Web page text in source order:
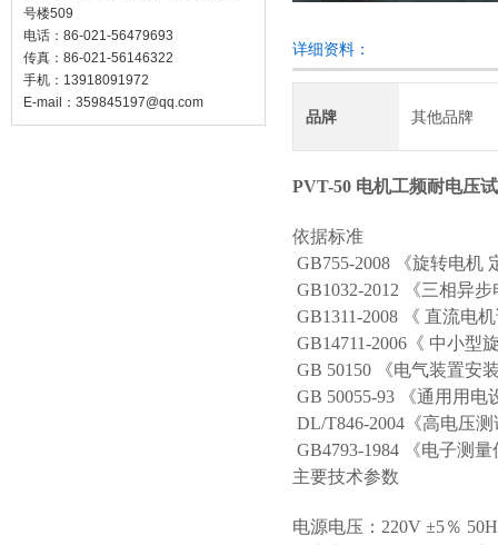
号楼509
电话：86-021-56479693
传真：86-021-56146322
手机：13918091972
E-mail： 359845197@qq.com
详细资料：
品牌 其他品牌
PVT-50 电机工频耐电压
依据标准
GB755-2008 《旋转电机
GB1032-2012 《三相异
GB1311-2008 《 直流电
GB14711-2006《 中小型
GB 50150 《电气装置安
GB 50055-93 《通用用
DL/T846-2004《高电压
GB4793-1984 《电子测
主要技术参数
电源电压：220V ±5％